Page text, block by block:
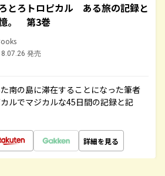
とろトロピカル ある旅の記録と
。 第3巻
発売
南の島に滞在することになった筆者
ルでマジカルな45日間の記録と記
詳細を見る